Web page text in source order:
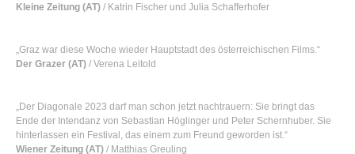
Kleine Zeitung (AT) / Katrin Fischer und Julia Schafferhofer
„Graz war diese Woche wieder Hauptstadt des österreichischen Films.“
Der Grazer (AT) / Verena Leitold
„Der Diagonale 2023 darf man schon jetzt nachtrauern: Sie bringt das
Ende der Intendanz von Sebastian Höglinger und Peter Schernhuber. Sie
hinterlassen ein Festival, das einem zum Freund geworden ist.“
Wiener Zeitung (AT) / Matthias Greuling